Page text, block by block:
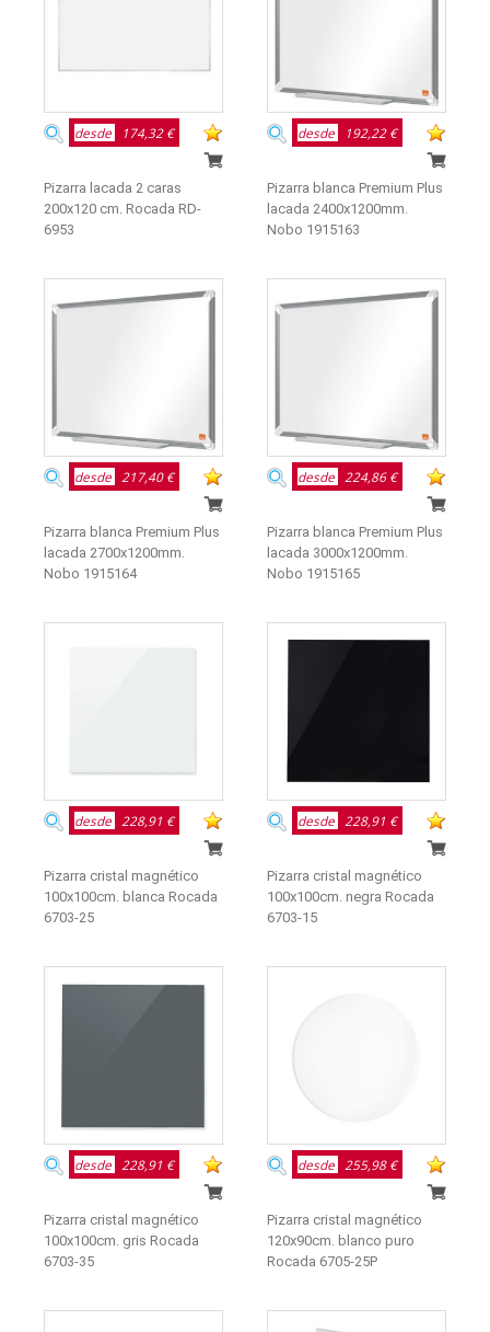
desde 174,32 €
Pizarra lacada 2 caras
200x120 cm. Rocada RD-
6953
desde 192,22 €
Pizarra blanca Premium Plus
lacada 2400x1200mm.
Nobo 1915163
desde 217,40 €
Pizarra blanca Premium Plus
lacada 2700x1200mm.
Nobo 1915164
desde 224,86 €
Pizarra blanca Premium Plus
lacada 3000x1200mm.
Nobo 1915165
desde 228,91 €
Pizarra cristal magnético
100x100cm. blanca Rocada
6703-25
desde 228,91 €
Pizarra cristal magnético
100x100cm. negra Rocada
6703-15
desde 228,91 €
Pizarra cristal magnético
100x100cm. gris Rocada
6703-35
desde 255,98 €
Pizarra cristal magnético
120x90cm. blanco puro
Rocada 6705-25P